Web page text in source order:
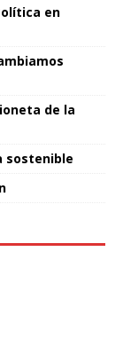
en
de la
sostenible